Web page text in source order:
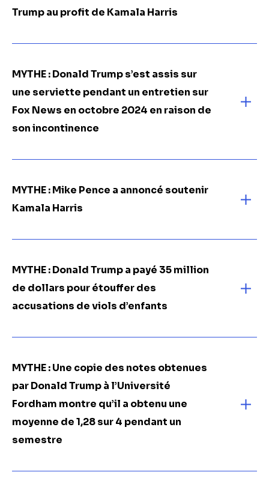
Trump au profit de Kamala Harris
MYTHE : Donald Trump s’est assis sur
une serviette pendant un entretien sur
Fox News en octobre 2024 en raison de
son incontinence
MYTHE : Mike Pence a annoncé soutenir
Kamala Harris
MYTHE : Donald Trump a payé 35 million
de dollars pour étouffer des
accusations de viols d’enfants
MYTHE : Une copie des notes obtenues
par Donald Trump à l’Université
Fordham montre qu’il a obtenu une
moyenne de 1,28 sur 4 pendant un
semestre